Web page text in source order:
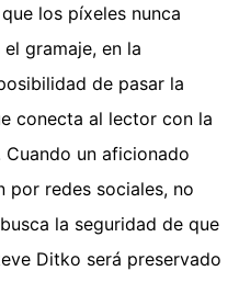
los píxeles nunca
gramaje, en la
de pasar la
conecta al lector con la
un aficionado
por redes sociales, no
la seguridad de que
Ditko será preservado